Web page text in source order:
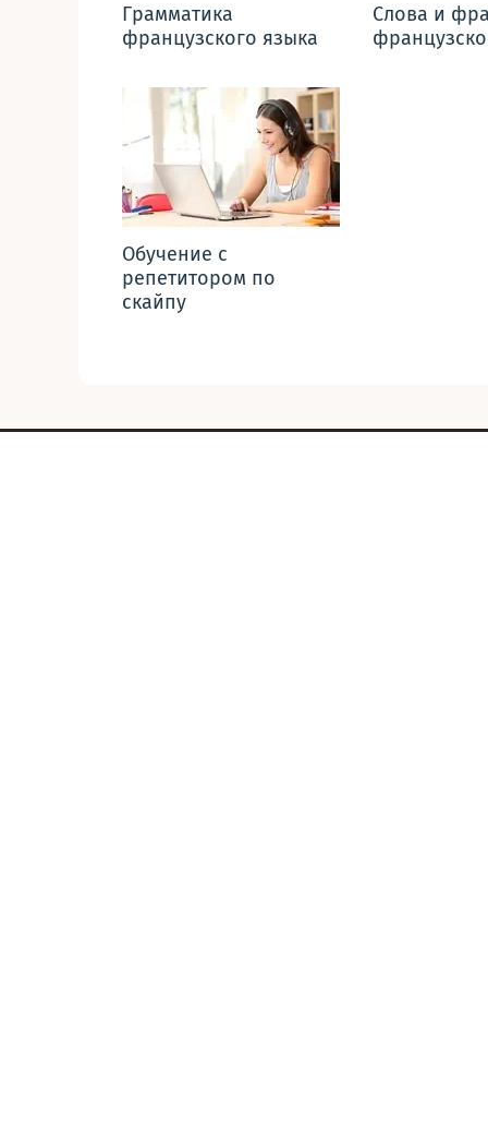
Грамматика
французского языка
Слова и
Обучение с
репетитором по
скайпу